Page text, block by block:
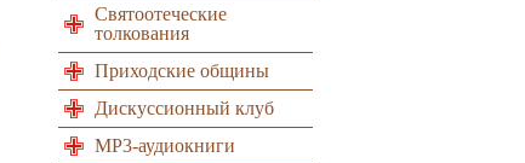
Святоотеческие
толкования
Приходские общины
Дискуссионный клуб
MP3-аудиокниги